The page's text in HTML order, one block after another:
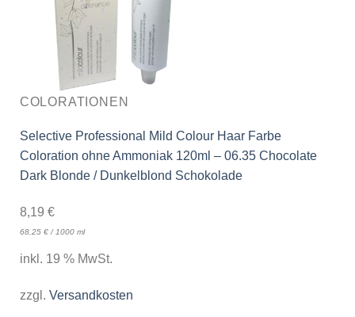
COLORATIONEN
Selective Professional Mild Colour Haar Farbe
Coloration ohne Ammoniak 120ml – 06.35 Chocolate
Dark Blonde / Dunkelblond Schokolade
8,19 €
68,25 €/ 1000 ml
inkl. 19 % MwSt.
zzgl. Versandkosten